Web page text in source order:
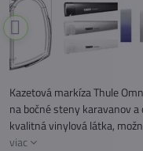
Kazetová markíza Thule
na bočné steny karavanov
kvalitná vinylová látka,
viac